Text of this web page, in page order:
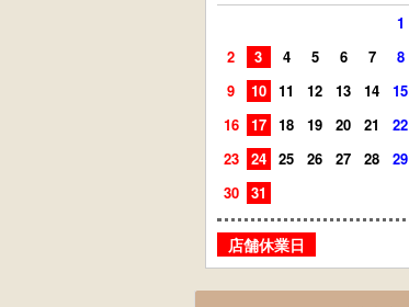
1
2
3 4 5 6 7
8
9
10 11 12 13 14
15
16
17 18 19 20 21
22
23
24 25 26 27 28
29
30
31
店舗休業日